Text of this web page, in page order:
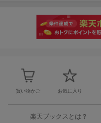
買い物かご お気に入り
楽天ブックスとは？